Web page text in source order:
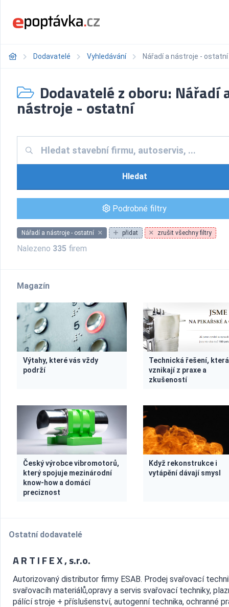
Dodavatelé Vyhledávání Nářadí a nástroje - ostatní
Dodavatelé z oboru: Nářadí
nástroje - ostatní
Hledat
Podrobné filtry
Nářadí a nástroje - ostatní přidat zrušit všechny filtry
Nalezeno 335 firem
Magazín
Výtahy, které vás vždy
podrží
Technická řešení, která
vznikají z praxe a
zkušeností
Český výrobce vibromotorů,
který spojuje mezinárodní
know-how a domácí
preciznost
Když rekonstrukce i
vytápění dávají smysl
Ostatní dodavatelé
A R T I F E X , s.r.o.
Autorizovaný distributor firmy ESAB. Prodej svařovací
svařovacíh materiálů,opravy a servis svařovací techniky,
pálící stroje + příslušenství, autogenní technika, ochranné